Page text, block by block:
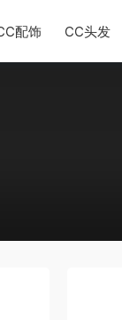
配饰 CC头发